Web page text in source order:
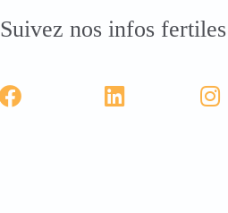
Suivez nos infos fertiles